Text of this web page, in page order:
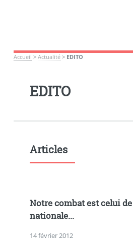
Accueil > Actualité> EDITO
EDITO
Articles
Notre combat est celui
nationale...
14 février 2012